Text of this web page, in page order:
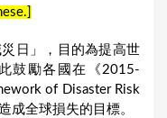
日」，目的為提高世
鼓勵各國在《2015-
of Disaster Risk
成全球損失的目標。